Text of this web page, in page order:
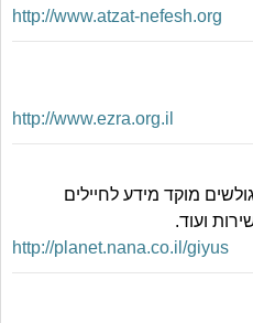
http://www.atzat-nefesh.org
http://www.ezra.org.il
מוקד מידע לחיילים
ועוד.
http://planet.nana.co.il/giyus